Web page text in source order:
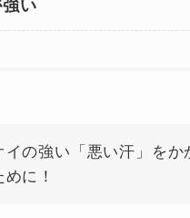
い
イの強い「悪い汗」をか
めに！